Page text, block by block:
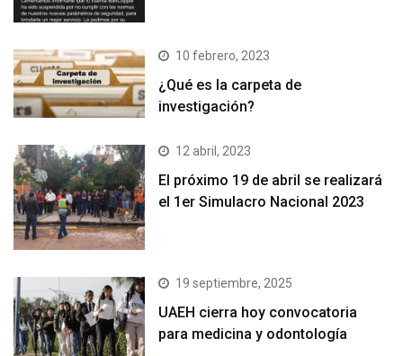
10 febrero, 2023
¿Qué es la carpeta de
investigación?
12 abril, 2023
El próximo 19 de abril se realizará
el 1er Simulacro Nacional 2023
19 septiembre, 2025
UAEH cierra hoy convocatoria
para medicina y odontología